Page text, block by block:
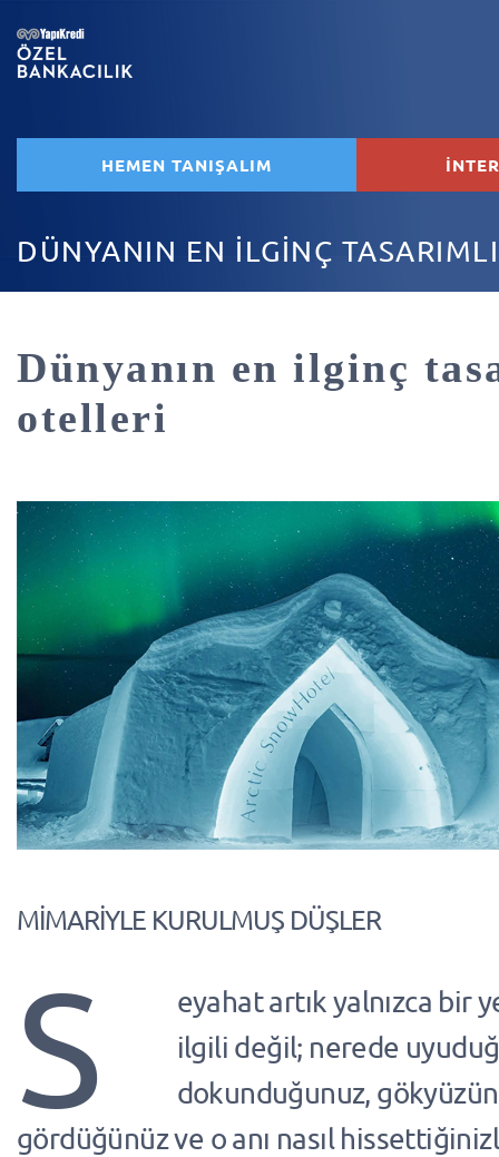
HEMEN TANIŞALIM
DÜNYANIN EN İLGİNÇ
Dünyanın en ilginç
otelleri
MİMARİYLE KURULMUŞ DÜŞLER
S
eyahat artık yalnızca bir
ilgili değil; nerede
dokunduğunuz,
gördüğünüz ve o anı nasıl